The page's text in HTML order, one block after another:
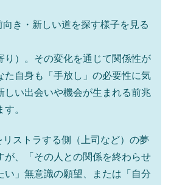
き・新しい道を探す様子を見る
り）。その変化を通じて関係性が
た自身も「手放し」の必要性に気
しい出会いや機会が生まれる前兆
。
ストラする側（上司など）の夢
が、「その人との関係を終わらせ
い」無意識の願望、または「自分